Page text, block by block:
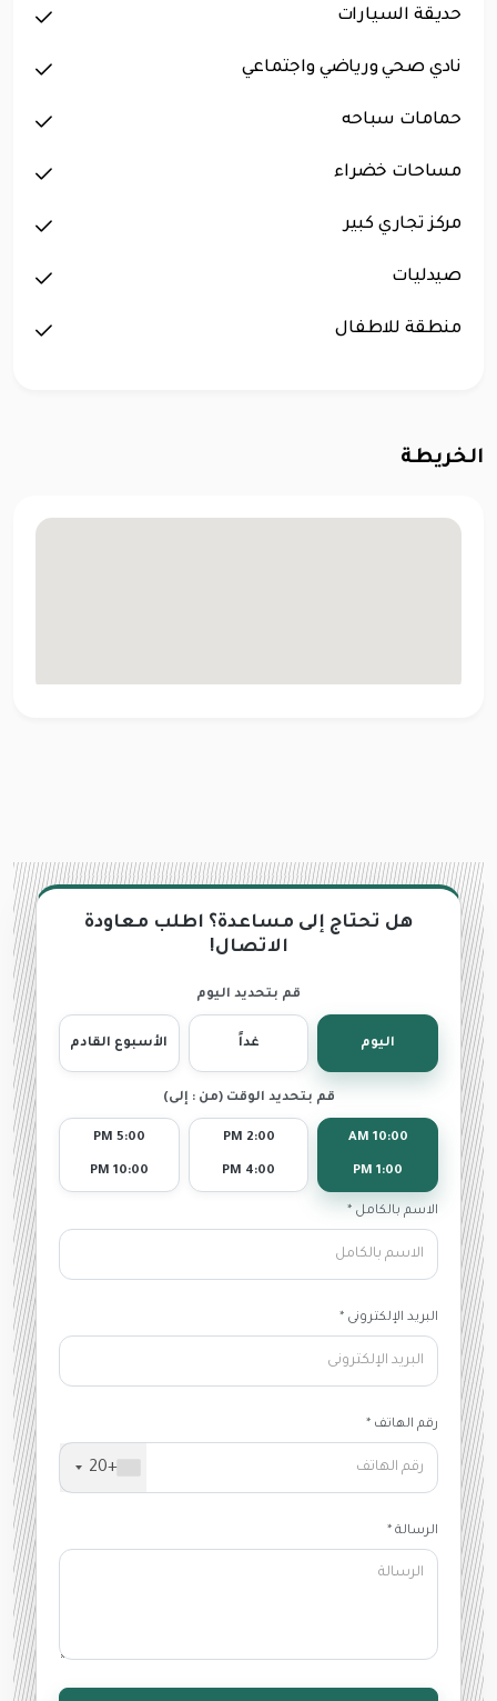
حديقة السيارات
نادي صحي ورياضي واجتماعي
حمامات سباحه
مساحات خضراء
مركز تجاري كبير
صيدليات
منطقة للاطفال
الخريطة
هل تحتاج إلى مساعدة؟ اطلب معاودة
الاتصال!
قم بتحديد اليوم
اليوم غداً الأسبوع القادم
قم بتحديد الوقت (من : إلى)
10:00 AM
1:00 PM
2:00 PM
4:00 PM
5:00 PM
10:00 PM
الاسم بالكامل *
البريد الإلكترونى *
رقم الهاتف *
+20
الرسالة *